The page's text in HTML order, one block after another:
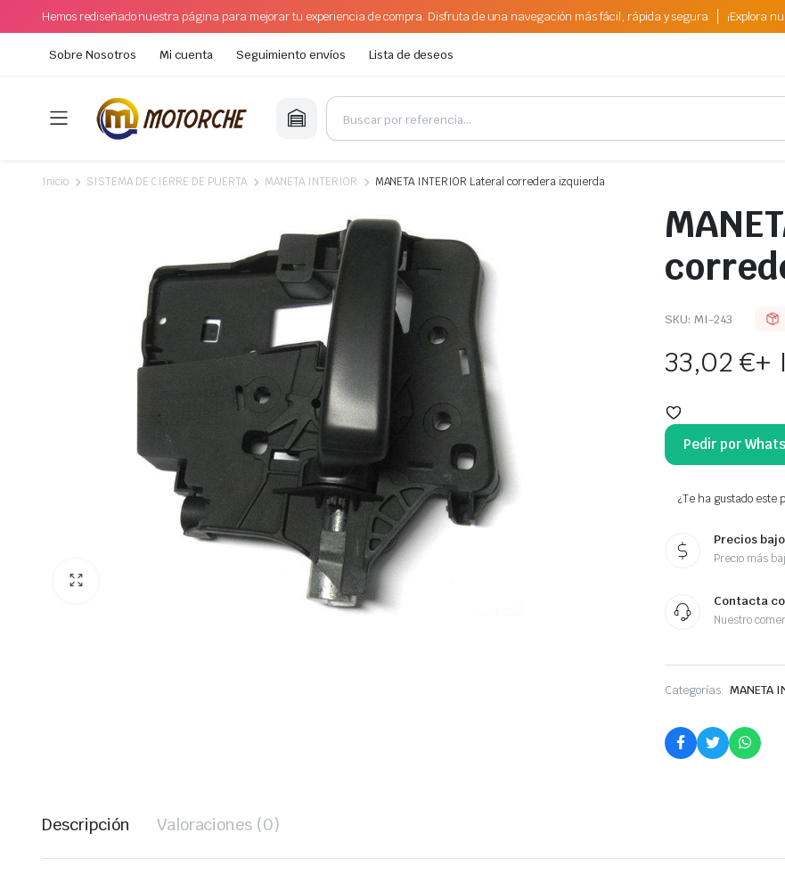
Hemos rediseñado nuestra página para mejorar tu experiencia de compra. Disfruta de una navegación más fácil, rápida y segura ¡Explora
Sobre Nosotros Mi cuenta Seguimiento envíos Lista de deseos
Inicio SISTEMA DE CIERRE DE PUERTA MANETA INTERIOR MANETA INTERIOR Lateral corredera izquierda
SKU: MI-243
33,02€+
Pedir por
¿Te ha gustado este
Precios
Precio más
Contacta
Nuestro
Categorías: MANETA
Descripción Valoraciones (0)